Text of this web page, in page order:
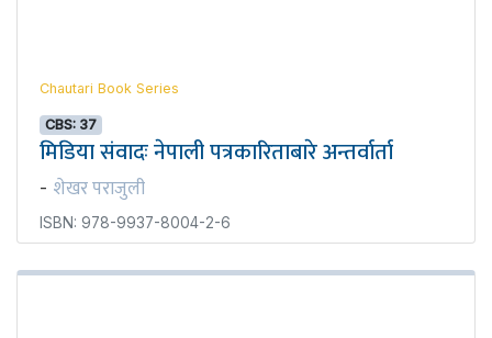
Chautari Book Series
CBS: 37
मिडिया संवादः नेपाली पत्रकारिताबारे अन्तर्वार्ता
- शेखर पराजुली
ISBN: 978-9937-8004-2-6